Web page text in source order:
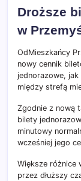
Droższe
w
OdMieszkańcy
nowy cennik
jednorazowe, jak
między strefą
Zgodnie z nową
bilety
minutowy
wcześniej jego
Większe różnice
przez dłuższy